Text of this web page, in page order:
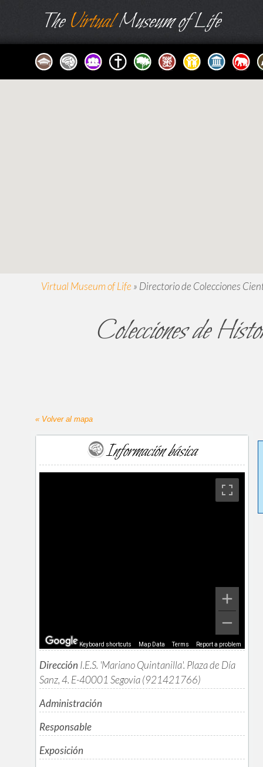
TheVirtualMuseum of Life
Virtual Museum of Life » Directorio de Colecciones
Colecciones de
« Volver al mapa
Información básica
Keyboard shortcuts Map Data Terms Report a problem
Dirección I.E.S. 'Mariano Quintanilla'. Plaza de Día
Sanz, 4. E-40001 Segovia (921421766)
Administración
Responsable
Exposición